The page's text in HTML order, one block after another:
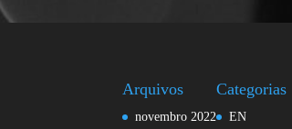
Arquivos
novembro 2022
Categorias
EN